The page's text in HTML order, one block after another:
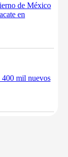
de México
en
400 mil nuevos